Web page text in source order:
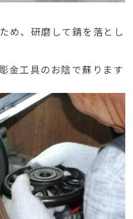
め、研磨して錆を落とし
金工具のお陰で蘇ります